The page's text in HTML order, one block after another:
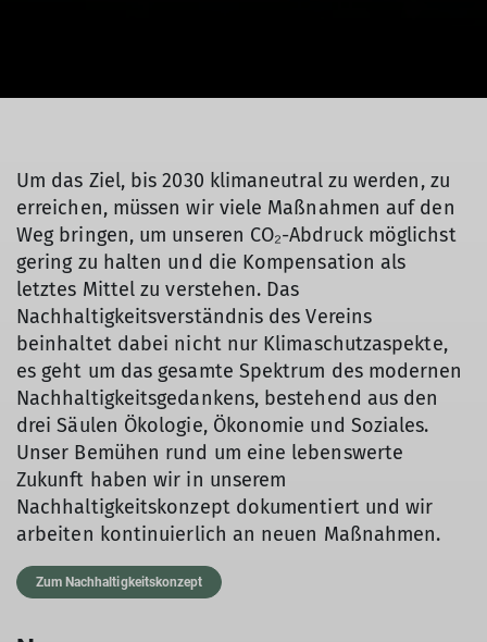
Um das Ziel, bis 2030 klimaneutral zu werden, zu
erreichen, müssen wir viele Maßnahmen auf den
Weg bringen, um unseren CO₂-Abdruck möglichst
gering zu halten und die Kompensation als
letztes Mittel zu verstehen. Das
Nachhaltigkeitsverständnis des Vereins
beinhaltet dabei nicht nur Klimaschutzaspekte,
es geht um das gesamte Spektrum des modernen
Nachhaltigkeitsgedankens, bestehend aus den
drei Säulen Ökologie, Ökonomie und Soziales.
Unser Bemühen rund um eine lebenswerte
Zukunft haben wir in unserem
Nachhaltigkeitskonzept dokumentiert und wir
arbeiten kontinuierlich an neuen Maßnahmen.
Zum Nachhaltigkeitskonzept